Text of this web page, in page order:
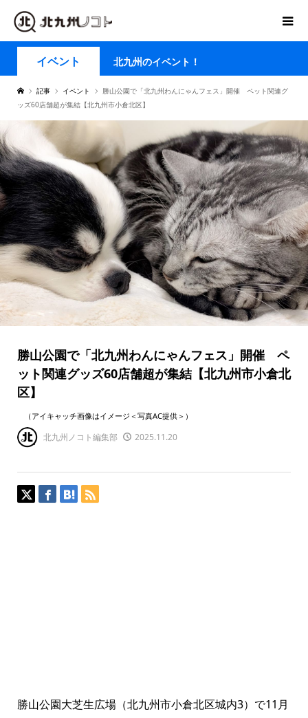
イベント 北九州のイベント！
記事 イベント
勝山公園で「北九州わんにゃんフェス」開催 ペット関連グ
ッズ60店舗超が集結【北九州市小倉北区】
勝山公園で「北九州わんにゃんフェス」開催 ペ
ット関連グッズ60店舗超が集結【北九州市小倉北
区】
（アイキャッチ画像はイメージ＜写真AC提供＞）
北九州ノコト編集部 2025.11.20
勝山公園大芝生広場（北九州市小倉北区城内3）で11月